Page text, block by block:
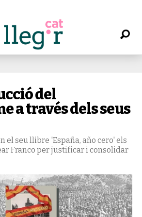
del
a través dels seus
el seu llibre 'España, año cero' els
Franco per justificar i consolidar